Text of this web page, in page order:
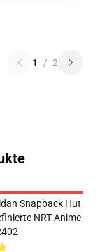
1 / 2
Snapback Hut
NRT Anime